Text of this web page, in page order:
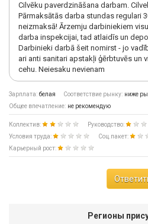
Cilvēku paverdzināšana darbam.
Pārmaksātās darba stundas regulari
neizmaksā! Ārzemju darbiniekiem
darba inspekcijai, tad atlaidīs un
Darbinieki darbā šeit nomirst - jo
ari anti sanitari apstakļi ģērbtuvēs un
cehu. Neiesaku nevienam
Зарплата: белая Соответствие рынку: ниже
Общее впечатление: не рекомендую
Коллектив:
Руководство:
Условия труда:
Соц.пакет:
Карьерный рост:
Регионы